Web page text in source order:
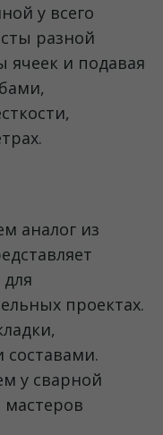
у всего
разной
и подавая
аналог из
проектах.
у сварной
мастеров